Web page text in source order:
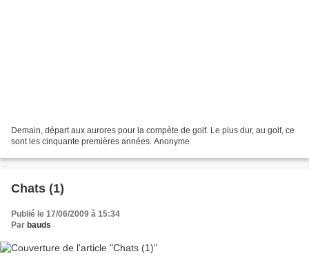
Demain, départ aux aurores pour la compète de golf. Le plus dur, au golf, ce
sont les cinquante premières années. Anonyme
Chats (1)
Publié le 17/06/2009 à 15:34
Par bauds